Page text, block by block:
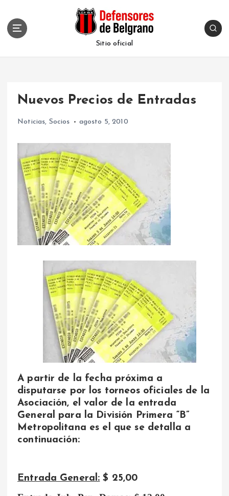
Sitio oficial
Nuevos Precios de Entradas
Noticias, Socios agosto 5, 2010
A partir de la fecha próxima a
disputarse por los torneos oficiales de la
Asociación, el valor de la entrada
General para la División Primera “B”
Metropolitana es el que se detalla a
continuación:
Entrada General: $ 25,00